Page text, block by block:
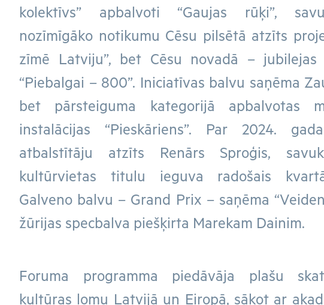
kolektīvs” apbalvoti “Gaujas rūķi”,
nozīmīgāko notikumu Cēsu pilsētā atzīts
zīmē Latviju”, bet Cēsu novadā – jubilejas
“Piebalgai – 800”. Iniciatīvas balvu saņēma
bet pārsteiguma kategorijā apbalvotas
instalācijas “Pieskāriens”. Par 2024.
atbalstītāju atzīts Renārs Sproģis,
kultūrvietas titulu ieguva radošais
Galveno balvu – Grand Prix – saņēma
žūrijas specbalva piešķirta Marekam Dainim.
Foruma programma piedāvāja plašu